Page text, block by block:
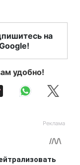
на
удобно!